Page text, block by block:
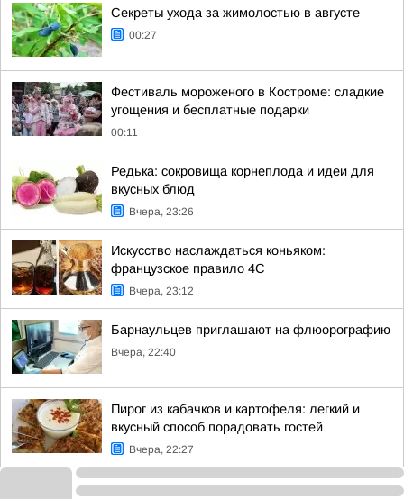
Секреты ухода за жимолостью в августе
00:27
Фестиваль мороженого в Костроме: сладкие
угощения и бесплатные подарки
00:11
Редька: сокровища корнеплода и идеи для
вкусных блюд
Вчера, 23:26
Искусство наслаждаться коньяком:
французское правило 4С
Вчера, 23:12
Барнаульцев приглашают на флюорографию
Вчера, 22:40
Пирог из кабачков и картофеля: легкий и
вкусный способ порадовать гостей
Вчера, 22:27